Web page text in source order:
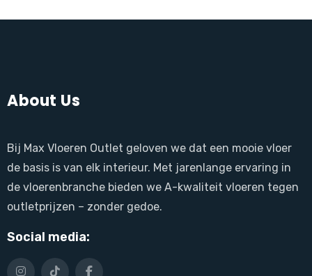
About Us
Bij Max Vloeren Outlet geloven we dat een mooie vloer
de basis is van elk interieur. Met jarenlange ervaring in
de vloerenbranche bieden we A-kwaliteit vloeren tegen
outletprijzen – zonder gedoe.
Social media: